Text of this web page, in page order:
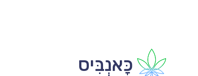
כָּאנְבִּיס